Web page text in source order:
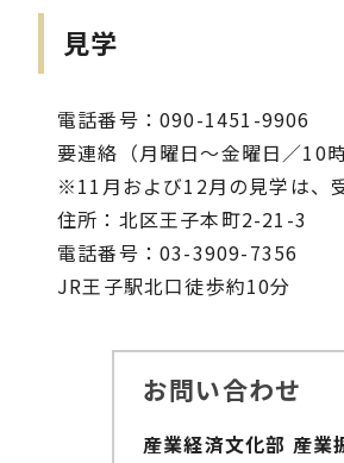
見学
電話番号：090-1451-9906
要連絡（月曜日～金曜日／10
※11月および12月の見学は、
住所：北区王子本町2-21-3
電話番号：03-3909-7356
JR王子駅北口徒歩約10分
お問い合わせ
産業経済文化部 産業